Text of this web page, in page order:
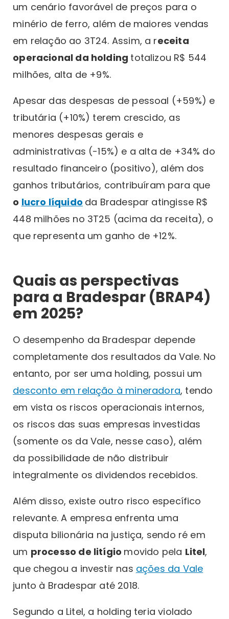
um cenário favorável de preços para o
minério de ferro, além de maiores vendas
em relação ao 3T24. Assim, a receita
operacional da holding totalizou R$ 544
milhões, alta de +9%.
Apesar das despesas de pessoal (+59%) e
tributária (+10%) terem crescido, as
menores despesas gerais e
administrativas (-15%) e a alta de +34% do
resultado financeiro (positivo), além dos
ganhos tributários, contribuíram para que
o lucro líquido da Bradespar atingisse R$
448 milhões no 3T25 (acima da receita), o
que representa um ganho de +12%.
Quais as perspectivas
para a Bradespar (BRAP4)
em 2025?
O desempenho da Bradespar depende
completamente dos resultados da Vale. No
entanto, por ser uma holding, possui um
desconto em relação à mineradora, tendo
em vista os riscos operacionais internos,
os riscos das suas empresas investidas
(somente os da Vale, nesse caso), além
da possibilidade de não distribuir
integralmente os dividendos recebidos.
Além disso, existe outro risco específico
relevante. A empresa enfrenta uma
disputa bilionária na justiça, sendo ré em
um processo de litígio movido pela Litel,
que chegou a investir nas ações da Vale
junto à Bradespar até 2018.
Segundo a Litel, a holding teria violado